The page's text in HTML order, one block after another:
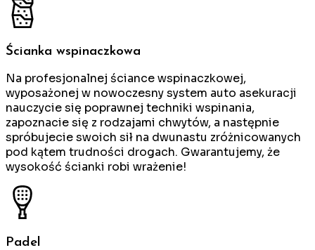
Ścianka wspinaczkowa
Na profesjonalnej ściance wspinaczkowej,
wyposażonej w nowoczesny system auto asekuracji
nauczycie się poprawnej techniki wspinania,
zapoznacie się z rodzajami chwytów, a następnie
spróbujecie swoich sił na dwunastu zróżnicowanych
pod kątem trudności drogach. Gwarantujemy, że
wysokość ścianki robi wrażenie!
Padel